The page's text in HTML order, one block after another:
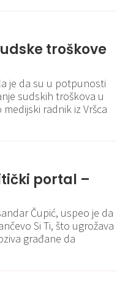
troškove
je da su u potpunosti
sudskih troškova u
radnik iz Vršca
portal –
Čupić, uspeo je da
Si Ti, što ugrožava
građane da